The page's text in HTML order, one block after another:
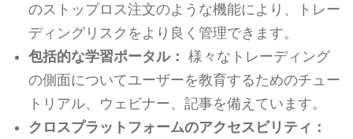
のストップロス注文のような機能により、トレー
ディングリスクをより良く管理できます。
包括的な学習ポータル： 様々なトレーディング
の側面についてユーザーを教育するためのチュー
トリアル、ウェビナー、記事を備えています。
クロスプラットフォームのアクセスビリティ：